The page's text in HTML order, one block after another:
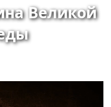
Великой